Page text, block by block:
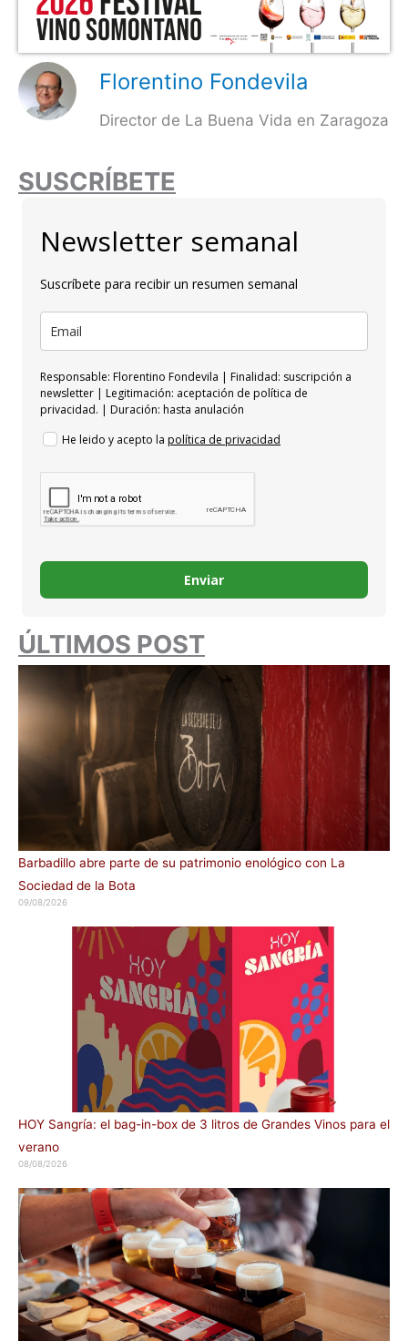
Florentino Fondevila
Director de La Buena Vida en Zaragoza
SUSCRÍBETE
Newsletter semanal
Suscríbete para recibir un resumen semanal
Responsable: Florentino Fondevila | Finalidad: suscripción a
newsletter | Legitimación: aceptación de política de
privacidad. | Duración: hasta anulación
He leido y acepto la política de privacidad
Enviar
ÚLTIMOS POST
Barbadillo abre parte de su patrimonio enológico con La
Sociedad de la Bota
09/08/2026
HOY Sangría: el bag-in-box de 3 litros de Grandes Vinos para el
verano
08/08/2026